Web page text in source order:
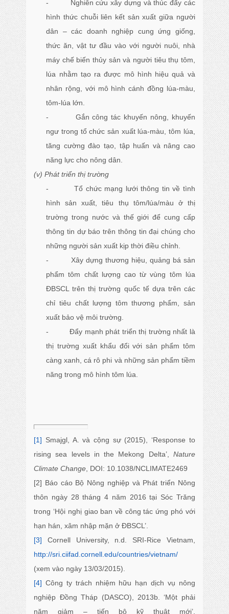
- Nghiên cứu xây dựng và thúc đẩy các
hình thức chuỗi liên kết sản xuất giữa người
dân – các doanh nghiệp cung ứng giống,
thức ăn, vật tư đầu vào với người nuôi, nhà
máy chế biến thủy sản và người tiêu thụ tôm,
lúa nhằm tạo ra được mô hình hiệu quả và
nhân rộng, với mô hình cánh đồng lúa-màu,
tôm-lúa lớn.
- Gắn công tác khuyến nông, khuyến
ngư trong tổ chức sản xuất lúa-màu, tôm lúa,
tăng cường đào tạo, tập huấn và nâng cao
năng lực cho nông dân.
(v) Phát triển thị trường
- Tổ chức mạng lưới thông tin về tình
hình sản xuất, tiêu thụ tôm/lúa/màu ở thị
trường trong nước và thế giới để cung cấp
thông tin dự báo trên thông tin đại chúng cho
những người sản xuất kịp thời điều chỉnh.
- Xây dựng thương hiệu, quảng bá sản
phẩm tôm chất lượng cao từ vùng tôm lúa
ĐBSCL trên thị trường quốc tế dựa trên các
chỉ tiêu chất lượng tôm thương phẩm, sản
xuất bảo vệ môi trường.
- Đẩy mạnh phát triển thị trường nhất là
thị trường xuất khẩu đổi với sản phẩm tôm
càng xanh, cá rô phi và những sản phẩm tiềm
năng trong mô hình tôm lúa.
[1] Smajgl, A. và cộng sự (2015), ‘Response to
rising sea levels in the Mekong Delta’, Nature
Climate Change , DOI: 10.1038/NCLIMATE2469
[2] Báo cáo Bộ Nông nghiệp và Phát triển Nông
thôn ngày 28 tháng 4 năm 2016 tại Sóc Trăng
trong ‘Hội nghị giao ban về công tác ứng phó với
hạn hán, xâm nhập mặn ở ĐBSCL’.
[3] Cornell University, n.d. SRI-Rice Vietnam,
http://sri.ciifad.cornell.edu/countries/vietnam/
(xem vào ngày 13/03/2015).
[4] Công ty trách nhiệm hữu hạn dịch vụ nông
nghiệp Đồng Tháp (DASCO), 2013b. ‘Một phải
năm giảm – tiến bộ kỹ thuật mới’,